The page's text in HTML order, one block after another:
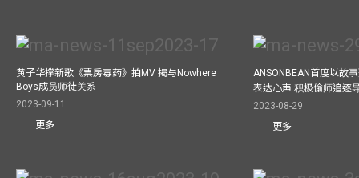
黄子华撑新歌《票房毒药》拍MV 揭与Nowhere
Boys成员师徒关系
2023-09-11
更多
ANSONBEAN首度以故
表达心声 积极偷师追逐
2023-08-29
更多